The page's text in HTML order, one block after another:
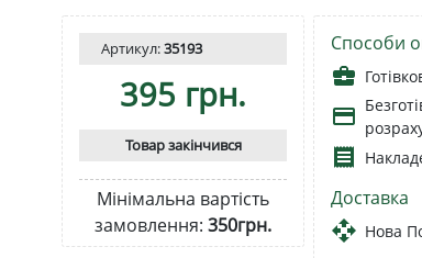
Артикул:35193
395 грн.
Товар закінчився
Мінімальна вартість
замовлення: 350грн.
Способи
business_center
payment
receipt
Доставка
open_with Нова